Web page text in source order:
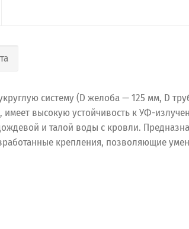
систему (D желоба — 125 мм, D
высокую устойчивость к УФ-
и талой воды с кровли.
крепления, позволяющие